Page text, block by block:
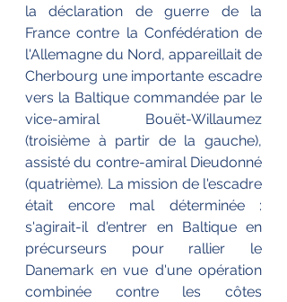
la déclaration de guerre de la
France contre la Confédération de
l'Allemagne du Nord, appareillait de
Cherbourg une importante escadre
vers la Baltique commandée par le
vice-amiral Bouët-Willaumez
(troisième à partir de la gauche),
assisté du contre-amiral Dieudonné
(quatrième). La mission de l'escadre
était encore mal déterminée :
s'agirait-il d'entrer en Baltique en
précurseurs pour rallier le
Danemark en vue d'une opération
combinée contre les côtes